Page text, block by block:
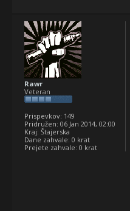
Rawr
Veteran
Prispevkov: 149
Pridružen: 06 Jan 2014, 02:00
Kraj: Štajerska
Dane zahvale: 0 krat
Prejete zahvale: 0 krat